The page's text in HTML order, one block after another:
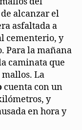
alcanzar el
asfaltada a
cementerio, y
Para la mañana
caminata que
La
cuenta con un
y
en hora y